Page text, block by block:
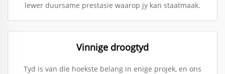
lewer duursame prestasie waarop jy kan staatmaak.
Vinnige droogtyd
Tyd is van die hoekste belang in enige projek, en ons